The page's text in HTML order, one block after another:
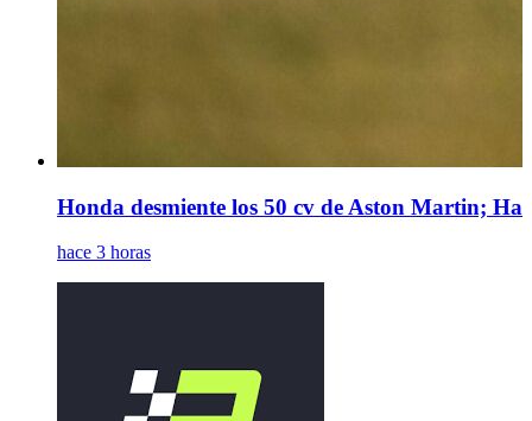
Honda desmiente los 50 cv de Aston Martin;
hace 3 horas